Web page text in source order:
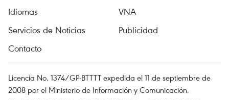
Idiomas
VNA
Servicios de Noticias
Publicidad
Contacto
Licencia No. 1374/GP-BTTTT expedida el 11 de septiembre de
2008 por el Ministerio de Información y Comunicación.